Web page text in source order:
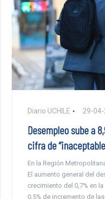
Diario UCHILE 29-
Desempleo sube a
cifra de
En la Región
El aumento general del
crecimiento del 0,7% en
0,5% de incremento de